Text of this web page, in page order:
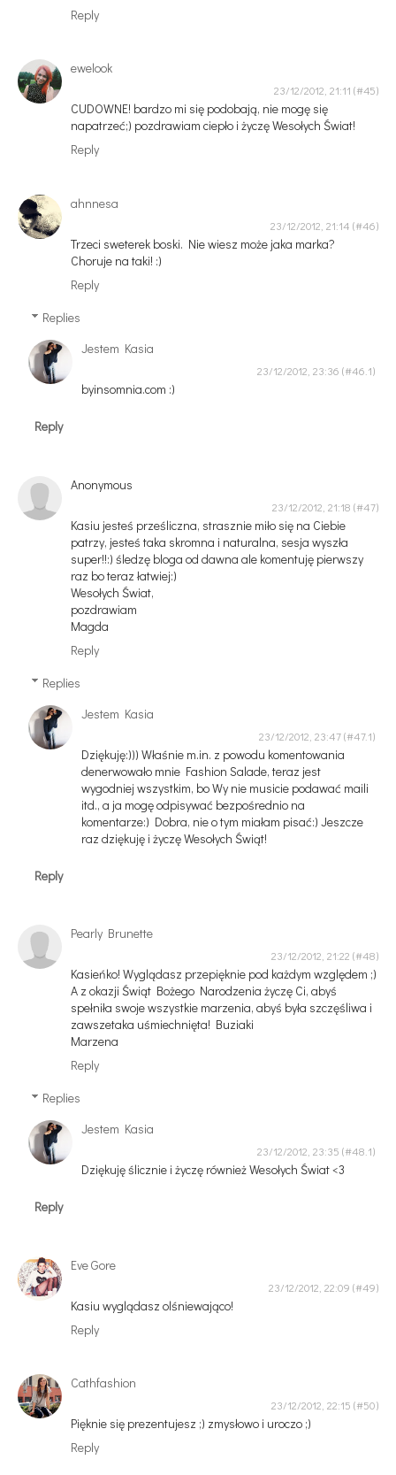
Reply
ewelook
23/12/2012, 21:11
CUDOWNE! bardzo mi się podobają, nie mogę się
napatrzeć;) pozdrawiam ciepło i życzę Wesołych Świat!
Reply
ahnnesa
23/12/2012, 21:14
Trzeci sweterek boski. Nie wiesz może jaka marka?
Choruje na taki! :)
Reply
Replies
Jestem Kasia
23/12/2012, 23:36
byinsomnia.com :)
Reply
Anonymous
23/12/2012, 21:18
Kasiu jesteś prześliczna, strasznie miło się na Ciebie
patrzy, jesteś taka skromna i naturalna, sesja wyszła
super!!:) śledzę bloga od dawna ale komentuję pierwszy
raz bo teraz łatwiej:)
Wesołych Świat,
pozdrawiam
Magda
Reply
Replies
Jestem Kasia
23/12/2012, 23:47
Dziękuję:))) Właśnie m.in. z powodu komentowania
denerwowało mnie Fashion Salade, teraz jest
wygodniej wszystkim, bo Wy nie musicie podawać maili
itd., a ja mogę odpisywać bezpośrednio na
komentarze:) Dobra, nie o tym miałam pisać:) Jeszcze
raz dziękuję i życzę Wesołych Świąt!
Reply
Pearly Brunette
23/12/2012, 21:22
Kasieńko! Wyglądasz przepięknie pod każdym względem ;)
A z okazji Świąt Bożego Narodzenia życzę Ci, abyś
spełniła swoje wszystkie marzenia, abyś była szczęśliwa i
zawszetaka uśmiechnięta! Buziaki
Marzena
Reply
Replies
Jestem Kasia
23/12/2012, 23:35
Dziękuję ślicznie i życzę również Wesołych Świat <3
Reply
Eve Gore
23/12/2012, 22:09
Kasiu wyglądasz olśniewająco!
Reply
Cathfashion
23/12/2012, 22:15
Pięknie się prezentujesz ;) zmysłowo i uroczo ;)
Reply